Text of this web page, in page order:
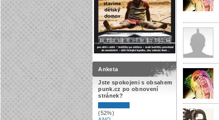
Anketa
Jste spokojeni s obsahem
punk.cz po obnovení
stránek?
(52%)